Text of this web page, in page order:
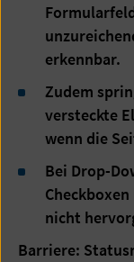
erkennbar.
Zudem
versteckte
wenn die
Bei Drop-
nicht
Barriere: